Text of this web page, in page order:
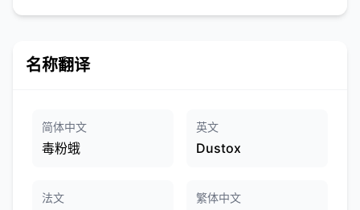
名称翻译
简体中文
毒粉蛾
英文
Dustox
法文 繁体中文